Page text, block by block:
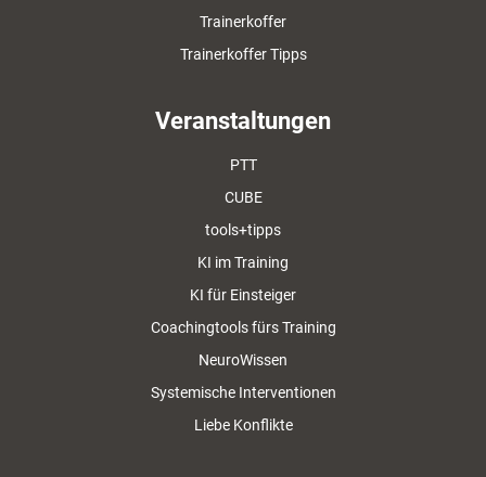
Trainerkoffer
Trainerkoffer Tipps
Veranstaltungen
PTT
CUBE
tools+tipps
KI im Training
KI für Einsteiger
Coachingtools fürs Training
NeuroWissen
Systemische Interventionen
Liebe Konflikte